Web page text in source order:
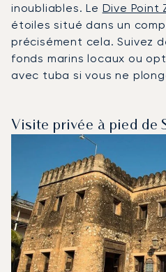
inoubliables. Le Dive Point
étoiles situé dans un
précisément cela. Suivez
fonds marins locaux ou
avec tuba si vous ne
Visite privée à pied de